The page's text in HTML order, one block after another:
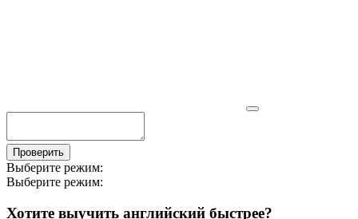
Проверить
Выберите режим:
Выберите режим:
Хотите выучить английский быстрее?